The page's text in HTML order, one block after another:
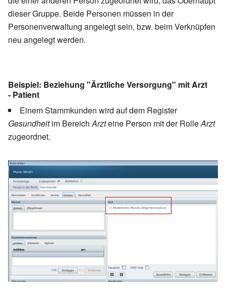
dieser Gruppe. Beide Personen müssen in der
Personenverwaltung angelegt sein, bzw. beim Verknüpfen
neu angelegt werden.
Beispiel: Beziehung "Ärztliche Versorgung" mit Arzt
- Patient
Einem Stammkunden wird auf dem Register
Gesundheitim BereichArzteine Person mit der RolleArzt
zugeordnet.